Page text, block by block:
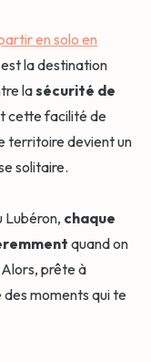
en solo en
la destination
lasécurité de
cette facilité de
territoire devient un
solitaire.
Lubéron, chaque
quand on
prête à
moments qui te